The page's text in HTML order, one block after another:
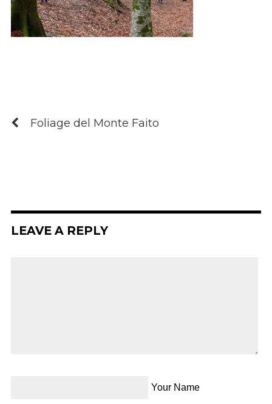
Foliage del Monte Faito
LEAVE A REPLY
Your Name